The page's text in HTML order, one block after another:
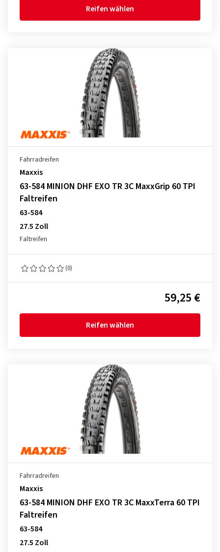
Reifen wählen
Fahrradreifen
Maxxis
63-584 MINION DHF EXO TR 3C MaxxGrip 60 TPI
Faltreifen
63-584
27.5 Zoll
Faltreifen
(0)
59,25 €
Reifen wählen
Fahrradreifen
Maxxis
63-584 MINION DHF EXO TR 3C MaxxTerra 60 TPI
Faltreifen
63-584
27.5 Zoll